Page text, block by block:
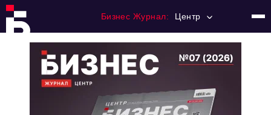
Бизнес Журнал: Центр